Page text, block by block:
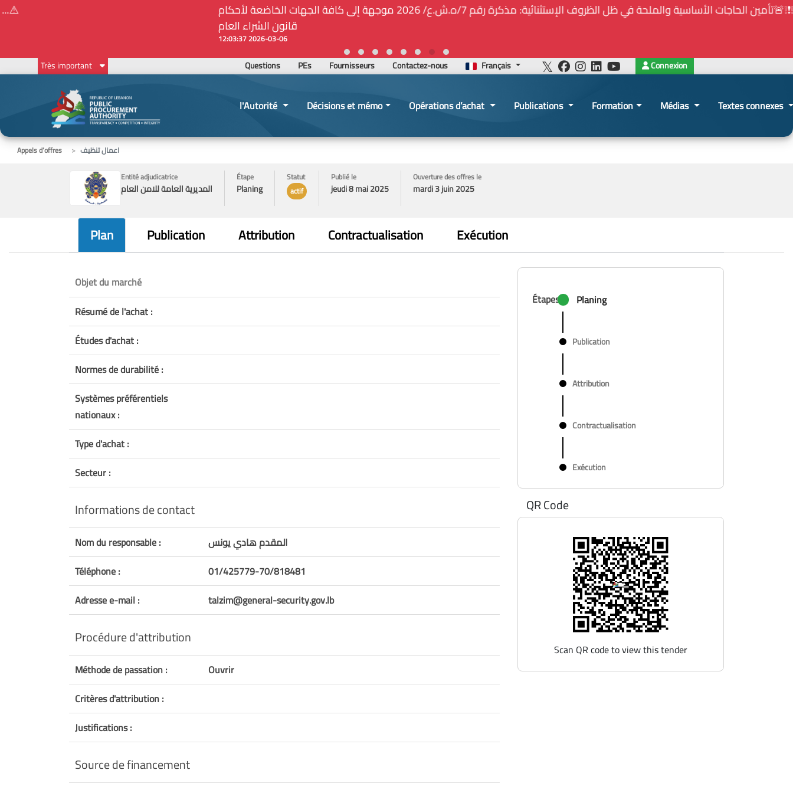
⚠️... ويكون النشر إلزامياً على المنصة الإلكترونيّة المركزيّة لدى هيئة الشراء العام... الخ. (المادة 109 : الشفافية)
2026-02-24 13:48:11
Très important Questions PEs Fournisseurs Contactez-nous Français Connexion
l'Autorité Décisions et mémo Opérations d’achat Publications Formation Médias Textes connexes
Appels d’offres
اعمال تنظيف
Entité adjudicatrice
المديرية العامة للامن العام
Étape
Planing
Statut
actif
Publié le
jeudi 8 mai 2025
Ouverture des offres le
mardi 3 juin 2025
Plan Publication Attribution Contractualisation Exécution
Objet du marché
Résumé de l'achat :
Études d'achat :
Normes de durabilité :
Systèmes préférentiels
nationaux :
Type d'achat :
Secteur :
Informations de contact
Nom du responsable :
المقدم هادي يونس
Téléphone :
01/425779-70/818481
Adresse e-mail :
talzim@general-security.gov.lb
Procédure d'attribution
Méthode de passation :
Ouvrir
Critères d'attribution :
Justifications :
Source de financement
Étapes Planing
Publication
Attribution
Contractualisation
Exécution
QR Code
Scan QR code to view this tender